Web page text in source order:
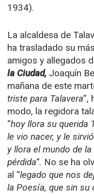
1934).
La alcaldesa de
ha trasladado su
amigos y allegados
la Ciudad, Joaquín
mañana de este
triste para Talavera”,
modo, la regidora
“hoy llora su querida
le vio nacer, y le
y llora el mundo de
pérdida”. No se ha
al “legado que nos
la Poesía, que sin su